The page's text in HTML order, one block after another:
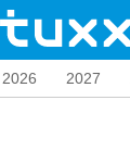
2026 2027